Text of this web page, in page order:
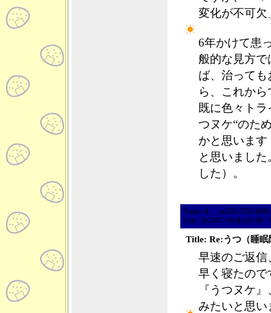
変化が不可
6年かけて患
般的な見方
ば、治って
ら、これか
既に色々ト
つヌケ“のた
かと思います
と思いまし
した）。
Name: A
Date: 2023/07/19(水) 03:00
Title: Re:うつ（睡
早速のご返
早く寝たの
『うつヌケ
みたいと思い